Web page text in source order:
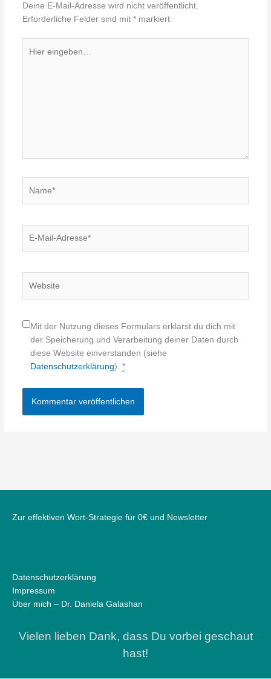
Deine E-Mail-Adresse wird nicht veröffentlicht.
Erforderliche Felder sind mit *markiert
eingeben…
Mit der Nutzung dieses Formulars erklärst du dich mit
der Speicherung und Verarbeitung deiner Daten durch
diese Website einverstanden (siehe
Datenschutzerklärung). *
Zur effektiven Wort-Strategie für 0€ und Newsletter
Datenschutzerklärung
Impressum
Über mich – Dr. Daniela Galashan
Vielen lieben Dank, dass Du vorbei geschaut
hast!